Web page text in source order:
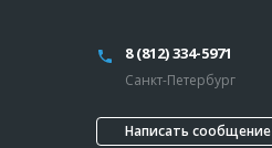
8 (812) 334-5971
Санкт-Петербург
Написать сообщение